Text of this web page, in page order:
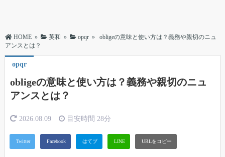
HOME » 英和 » opqr »
obligeの意味と使い方は？義務や親切のニュ
アンスとは？
opqr
obligeの意味と使い方は？義務や親切のニュ
アンスとは？
2026.08.09 目安時間 28分